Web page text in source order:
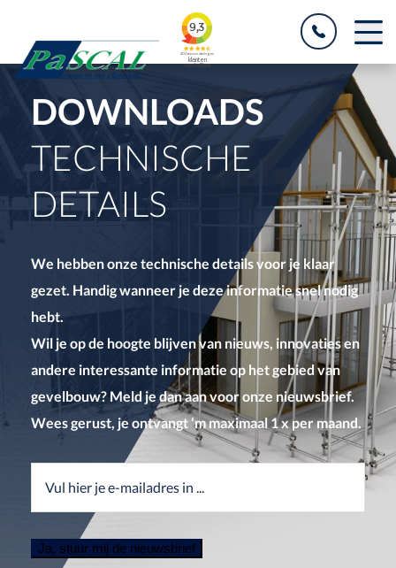
DOWNLOADS
TECHNISCHE
DETAILS
We hebben onze technische details voor je klaar
gezet. Handig wanneer je deze informatie snel nodig
hebt.
Wil je op de hoogte blijven van nieuws, innovaties en
andere interessante informatie op het gebied van
gevelbouw? Meld je dan aan voor onze nieuwsbrief.
Wees gerust, je ontvangt ‘m maximaal 1 x per maand.